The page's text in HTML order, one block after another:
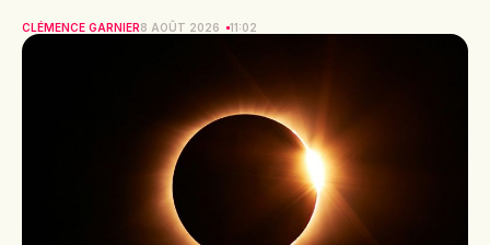
CLÉMENCE GARNIER8 AOÛT 2026 11:02